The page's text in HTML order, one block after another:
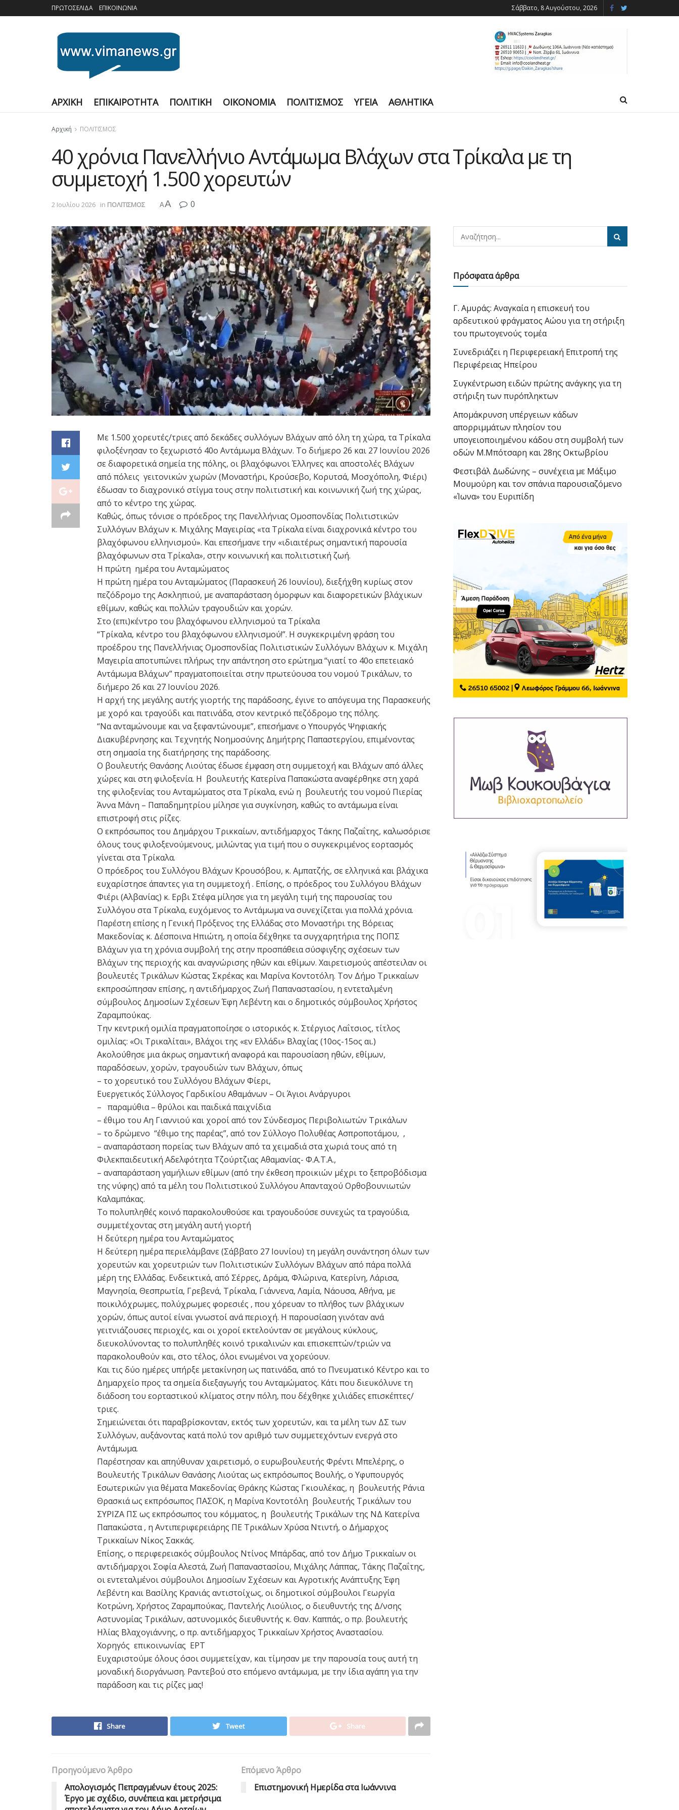
ΠΡΩΤΟΣΕΛΙΔΑ ΕΠΙΚΟΙΝΩΝΙΑ Σάββατο, 8 Αυγούστου, 2026
ΑΡΧΙΚΗ ΕΠΙΚΑΙΡΟΤΗΤΑ ΠΟΛΙΤΙΚΗ ΟΙΚΟΝΟΜΙΑ ΠΟΛΙΤΙΣΜΟΣ ΥΓΕΙΑ ΑΘΛΗΤΙΚΑ
Αρχική ΠΟΛΙΤΙΣΜΟΣ
40 χρόνια Πανελλήνιο Αντάμωμα Βλάχων στα Τρίκαλα με τη
συμμετοχή 1.500 χορευτών
2 Ιουλίου 2026 in ΠΟΛΙΤΙΣΜΟΣ AA 0
Με 1.500 χορευτές/τριες από δεκάδες συλλόγων Βλάχων από όλη τη χώρα, τα Τρίκαλα
φιλοξένησαν το ξεχωριστό 40ο Αντάμωμα Βλάχων. Το διήμερο 26 και 27 Ιουνίου 2026
σε διαφορετικά σημεία της πόλης, οι βλαχόφωνοι Έλληνες και αποστολές Βλάχων
από πόλεις γειτονικών χωρών (Μοναστήρι, Κρούσεβο, Κορυτσά, Μοσχόπολη, Φιέρι)
έδωσαν το διαχρονικό στίγμα τους στην πολιτιστική και κοινωνική ζωή της χώρας,
από το κέντρο της χώρας.
Καθώς, όπως τόνισε ο πρόεδρος της Πανελλήνιας Ομοσπονδίας Πολιτιστικών
Συλλόγων Βλάχων κ. Μιχάλης Μαγειρίας «τα Τρίκαλα είναι διαχρονικά κέντρο του
βλαχόφωνου ελληνισμού». Και επεσήμανε την «ιδιαιτέρως σημαντική παρουσία
βλαχόφωνων στα Τρίκαλα», στην κοινωνική και πολιτιστική ζωή.
Η πρώτη ημέρα του Ανταμώματος
Η πρώτη ημέρα του Ανταμώματος (Παρασκευή 26 Ιουνίου), διεξήχθη κυρίως στον
πεζόδρομο της Ασκληπιού, με αναπαράσταση όμορφων και διαφορετικών βλάχικων
εθίμων, καθώς και πολλών τραγουδιών και χορών.
Στο (επι)κέντρο του βλαχόφωνου ελληνισμού τα Τρίκαλα
“Τρίκαλα, κέντρο του βλαχόφωνου ελληνισμού!”. Η συγκεκριμένη φράση του
προέδρου της Πανελλήνιας Ομοσπονδίας Πολιτιστικών Συλλόγων Βλάχων κ. Μιχάλη
Μαγειρία αποτυπώνει πλήρως την απάντηση στο ερώτημα “γιατί το 40ο επετειακό
Αντάμωμα Βλάχων” πραγματοποιείται στην πρωτεύουσα του νομού Τρικάλων, το
διήμερο 26 και 27 Ιουνίου 2026.
Η αρχή της μεγάλης αυτής γιορτής της παράδοσης, έγινε το απόγευμα της Παρασκευής
με χορό και τραγούδι και πατινάδα, στον κεντρικό πεζόδρομο της πόλης.
“Να ανταμώνουμε και να ξεφαντώνουμε”, επεσήμανε ο Υπουργός Ψηφιακής
Διακυβέρνησης και Τεχνητής Νοημοσύνης Δημήτρης Παπαστεργίου, επιμένοντας
στη σημασία της διατήρησης της παράδοσης.
Ο βουλευτής Θανάσης Λιούτας έδωσε έμφαση στη συμμετοχή και Βλάχων από άλλες
χώρες και στη φιλοξενία. Η βουλευτής Κατερίνα Παπακώστα αναφέρθηκε στη χαρά
της φιλοξενίας του Ανταμώματος στα Τρίκαλα, ενώ η βουλευτής του νομού Πιερίας
Άννα Μάνη – Παπαδημητρίου μίλησε για συγκίνηση, καθώς το αντάμωμα είναι
επιστροφή στις ρίζες.
Ο εκπρόσωπος του Δημάρχου Τρικκαίων, αντιδήμαρχος Τάκης Παζαΐτης, καλωσόρισε
όλους τους φιλοξενούμενους, μιλώντας για τιμή που ο συγκεκριμένος εορτασμός
γίνεται στα Τρίκαλα.
Ο πρόεδρος του Συλλόγου Βλάχων Κρουσόβου, κ. Αμπατζής, σε ελληνικά και βλάχικα
ευχαρίστησε άπαντες για τη συμμετοχή . Επίσης, ο πρόεδρος του Συλλόγου Βλάχων
Φιέρι (Αλβανίας) κ. Ερβι Στέφα μίλησε για τη μεγάλη τιμή της παρουσίας του
Συλλόγου στα Τρίκαλα, ευχόμενος το Αντάμωμα να συνεχίζεται για πολλά χρόνια.
Παρέστη επίσης η Γενική Πρόξενος της Ελλάδας στο Μοναστήρι της Βόρειας
Μακεδονίας κ. Δέσποινα Ηπιώτη, η οποία δέχθηκε τα συγχαρητήρια της ΠΟΠΣ
Βλάχων για τη χρόνια συμβολή της στην προσπάθεια σύσφιγξης σχέσεων των
Βλάχων της περιοχής και αναγνώρισης ηθών και εθίμων. Χαιρετισμούς απέστειλαν οι
βουλευτές Τρικάλων Κώστας Σκρέκας και Μαρίνα Κοντοτόλη. Τον Δήμο Τρικκαίων
εκπροσώπησαν επίσης, η αντιδήμαρχος Ζωή Παπαναστασίου, η εντεταλμένη
σύμβουλος Δημοσίων Σχέσεων Έφη Λεβέντη και ο δημοτικός σύμβουλος Χρήστος
Ζαραμπούκας.
Την κεντρική ομιλία πραγματοποίησε ο ιστορικός κ. Στέργιος Λαΐτσιος, τίτλος
ομιλίας: «Οι Τρικαλίται», Βλάχοι της «εν Ελλάδι» Βλαχίας (10ος-15ος αι.)
Ακολούθησε μια άκρως σημαντική αναφορά και παρουσίαση ηθών, εθίμων,
παραδόσεων, χορών, τραγουδιών των Βλάχων, όπως
– το χορευτικό του Συλλόγου Βλάχων Φίερι,
Ευεργετικός Σύλλογος Γαρδικίου Αθαμάνων – Οι Άγιοι Ανάργυροι
– παραμύθια – θρύλοι και παιδικά παιχνίδια
– έθιμο του Αη Γιαννιού και χοροί από τον Σύνδεσμος Περιβολιωτών Τρικάλων
– το δρώμενο “έθιμο της παρέας”, από τον Σύλλογο Πολυθέας Ασπροποτάμου, ,
– αναπαράσταση πορείας των Βλάχων από τα χειμαδιά στα χωριά τους από τη
Φιλεκπαιδευτική Αδελφότητα Τζούρτζιας Αθαμανίας- Φ.Α.Τ.Α.,
– αναπαράσταση γαμήλιων εθίμων (από την έκθεση προικιών μέχρι το ξεπροβόδισμα
της νύφης) από τα μέλη του Πολιτιστικού Συλλόγου Απανταχού Ορθοβουνιωτών
Καλαμπάκας.
Το πολυπληθές κοινό παρακολουθούσε και τραγουδούσε συνεχώς τα τραγούδια,
συμμετέχοντας στη μεγάλη αυτή γιορτή
Η δεύτερη ημέρα του Ανταμώματος
Η δεύτερη ημέρα περιελάμβανε (Σάββατο 27 Ιουνίου) τη μεγάλη συνάντηση όλων των
χορευτών και χορευτριών των Πολιτιστικών Συλλόγων Βλάχων από πάρα πολλά
μέρη της Ελλάδας. Ενδεικτικά, από Σέρρες, Δράμα, Φλώρινα, Κατερίνη, Λάρισα,
Μαγνησία, Θεσπρωτία, Γρεβενά, Τρίκαλα, Γιάννενα, Λαμία, Νάουσα, Αθήνα, με
ποικιλόχρωμες, πολύχρωμες φορεσιές , που χόρευαν το πλήθος των βλάχικων
χορών, όπως αυτοί είναι γνωστοί ανά περιοχή. Η παρουσίαση γινόταν ανά
γειτνιάζουσες περιοχές, και οι χοροί εκτελούνταν σε μεγάλους κύκλους,
διευκολύνοντας το πολυπληθές κοινό τρικαλινών και επισκεπτών/τριών να
παρακολουθούν και, στο τέλος, όλοι ενωμένοι να χορεύουν.
Και τις δύο ημέρες υπήρξε μετακίνηση ως πατινάδα, από το Πνευματικό Κέντρο και το
Δημαρχείο προς τα σημεία διεξαγωγής του Ανταμώματος. Κάτι που διευκόλυνε τη
διάδοση του εορταστικού κλίματος στην πόλη, που δέχθηκε χιλιάδες επισκέπτες/
τριες.
Σημειώνεται ότι παραβρίσκονταν, εκτός των χορευτών, και τα μέλη των ΔΣ των
Συλλόγων, αυξάνοντας κατά πολύ τον αριθμό των συμμετεχόντων ενεργά στο
Αντάμωμα.
Παρέστησαν και απηύθυναν χαιρετισμό, ο ευρωβουλευτής Φρέντι Μπελέρης, ο
Βουλευτής Τρικάλων Θανάσης Λιούτας ως εκπρόσωπος Βουλής, ο Υφυπουργός
Εσωτερικών για θέματα Μακεδονίας Θράκης Κώστας Γκιουλέκας, η βουλευτής Ράνια
Θρασκιά ως εκπρόσωπος ΠΑΣΟΚ, η Μαρίνα Κοντοτόλη βουλευτής Τρικάλων του
ΣΥΡΙΖΑ ΠΣ ως εκπρόσωπος του κόμματος, η βουλευτής Τρικάλων της ΝΔ Κατερίνα
Παπακώστα , η Αντιπεριφερειάρης ΠΕ Τρικάλων Χρύσα Ντιντή, ο Δήμαρχος
Τρικκαίων Νίκος Σακκάς.
Επίσης, ο περιφερειακός σύμβουλος Ντίνος Μπάρδας, από τον Δήμο Τρικκαίων οι
αντιδήμαρχοι Σοφία Αλεστά, Ζωή Παπαναστασίου, Μιχάλης Λάππας, Τάκης Παζαΐτης,
οι εντεταλμένοι σύμβουλοι Δημοσίων Σχέσεων και Αγροτικής Ανάπτυξης Έφη
Λεβέντη και Βασίλης Κρανιάς αντιστοίχως, οι δημοτικοί σύμβουλοι Γεωργία
Κοτρώνη, Χρήστος Ζαραμπούκας, Παντελής Λιούλιος, ο διευθυντής της Δ/νσης
Αστυνομίας Τρικάλων, αστυνομικός διευθυντής κ. Θαν. Καππάς, ο πρ. βουλευτής
Ηλίας Βλαχογιάννης, ο πρ. αντιδήμαρχος Τρικκαίων Χρήστος Αναστασίου.
Χορηγός επικοινωνίας ΕΡΤ
Ευχαριστούμε όλους όσοι συμμετείχαν, και τίμησαν με την παρουσία τους αυτή τη
μοναδική διοργάνωση. Ραντεβού στο επόμενο αντάμωμα, με την ίδια αγάπη για την
παράδοση και τις ρίζες μας!
Share Tweet Share
Προηγούμενο Άρθρο
Απολογισμός Πεπραγμένων έτους 2025:
Έργο με σχέδιο, συνέπεια και μετρήσιμα
Επόμενο Άρθρο
Επιστημονική Ημερίδα στα Ιωάννινα
Πρόσφατα άρθρα
Γ. Αμυράς: Αναγκαία η επισκευή του
αρδευτικού φράγματος Αώου για τη στήριξη
του πρωτογενούς τομέα
Συνεδριάζει η Περιφερειακή Επιτροπή της
Περιφέρειας Ηπείρου
Συγκέντρωση ειδών πρώτης ανάγκης για τη
στήριξη των πυρόπληκτων
Απομάκρυνση υπέργειων κάδων
απορριμμάτων πλησίον του
υπογειοποιημένου κάδου στη συμβολή των
οδών Μ.Μπότσαρη και 28ης Οκτωβρίου
Φεστιβάλ Δωδώνης – συνέχεια με Μάξιμο
Μουμούρη και τον σπάνια παρουσιαζόμενο
«Ίωνα» του Ευριπίδη